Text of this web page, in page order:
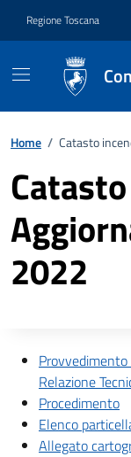
Regione Toscana
Home / Catasto
2022
Descrizione
Relazione
Procedimento
Elenco
Allegato